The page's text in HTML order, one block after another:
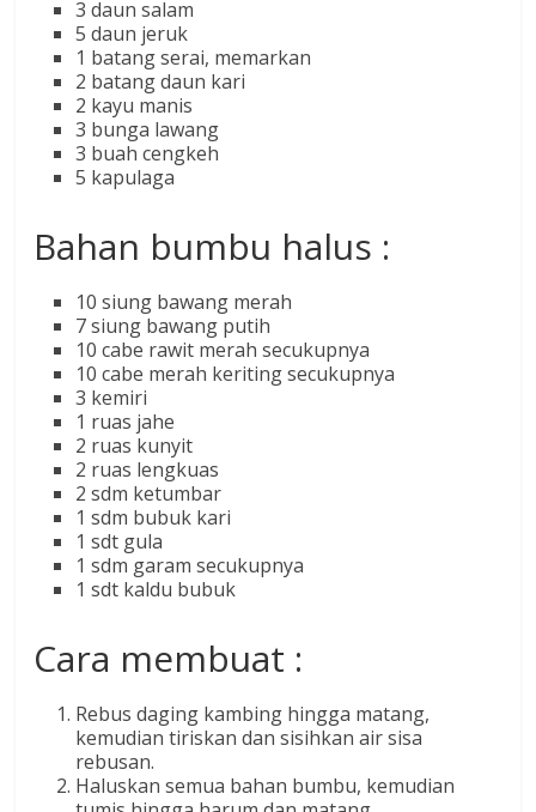
3 daun salam
5 daun jeruk
1 batang serai, memarkan
2 batang daun kari
2 kayu manis
3 bunga lawang
3 buah cengkeh
5 kapulaga
Bahan bumbu halus :
10 siung bawang merah
7 siung bawang putih
10 cabe rawit merah secukupnya
10 cabe merah keriting secukupnya
3 kemiri
1 ruas jahe
2 ruas kunyit
2 ruas lengkuas
2 sdm ketumbar
1 sdm bubuk kari
1 sdt gula
1 sdm garam secukupnya
1 sdt kaldu bubuk
Cara membuat :
Rebus daging kambing hingga matang,
kemudian tiriskan dan sisihkan air sisa
rebusan.
Haluskan semua bahan bumbu, kemudian